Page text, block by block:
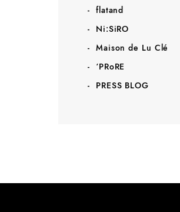
flatand
Ni:SiRO
Maison de Lu Clé
‘PRoRE
PRESS BLOG